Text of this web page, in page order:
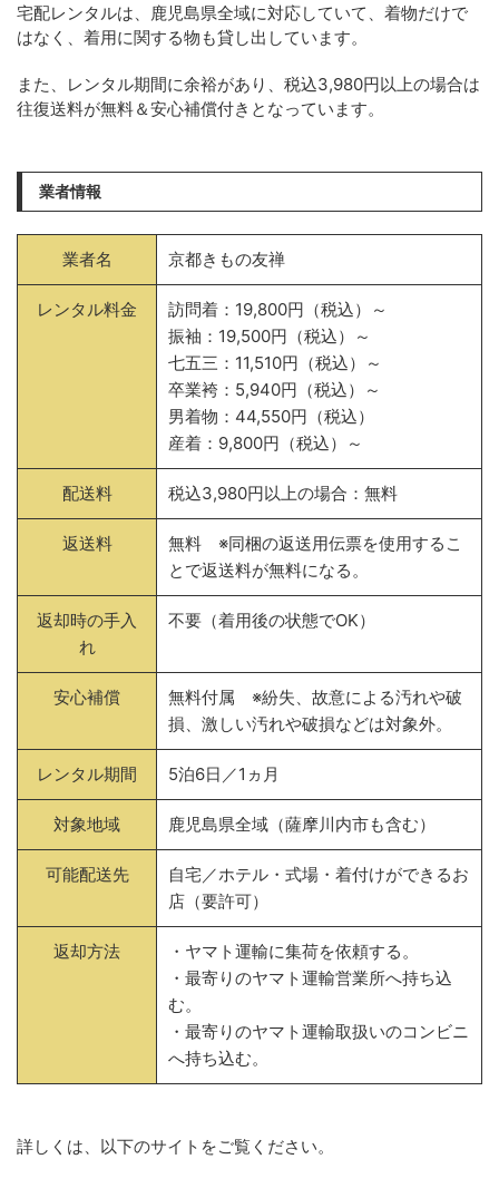
宅配レンタルは、鹿児島県全域に対応していて、着物だけで
はなく、着用に関する物も貸し出しています。
また、レンタル期間に余裕があり、税込3,980円以上の場合は
往復送料が無料＆安心補償付きとなっています。
業者情報
業者名 京都きもの友禅
レンタル料金
訪問着：19,800円（税込）～
振袖：19,500円（税込）～
七五三：11,510円（税込）～
卒業袴：5,940円（税込）～
男着物：44,550円（税込）
産着：9,800円（税込）～
配送料 税込3,980円以上の場合：無料
返送料
無料 ※同梱の返送用伝票を使用するこ
とで返送料が無料になる。
返却時の手入
れ
不要（着用後の状態でOK）
安心補償
無料付属 ※紛失、故意による汚れや破
損、激しい汚れや破損などは対象外。
レンタル期間 5泊6日／1ヵ月
対象地域 鹿児島県全域（薩摩川内市も含む）
可能配送先
自宅／ホテル・式場・着付けができるお
店（要許可）
返却方法
・ヤマト運輸に集荷を依頼する。
・最寄りのヤマト運輸営業所へ持ち込
む。
・最寄りのヤマト運輸取扱いのコンビニ
へ持ち込む。
詳しくは、以下のサイトをご覧ください。